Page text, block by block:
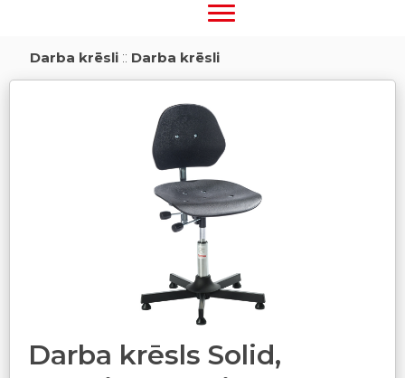
Darba krēsli:: Darba krēsli
Darba krēsls Solid,